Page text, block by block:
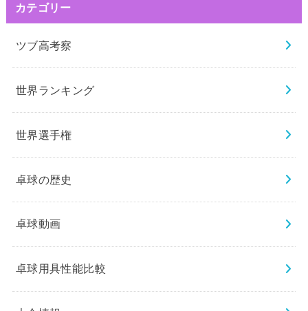
カテゴリー
ツブ高考察
世界ランキング
世界選手権
卓球の歴史
卓球動画
卓球用具性能比較